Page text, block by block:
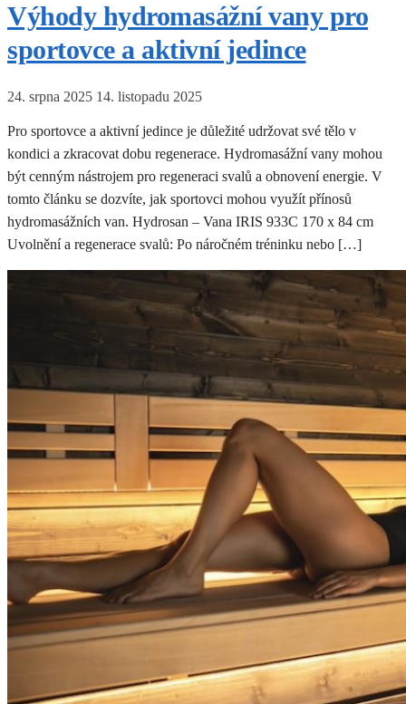
Výhody hydromasážní vany pro
sportovce a aktivní jedince
24. srpna 2025 14. listopadu 2025
Pro sportovce a aktivní jedince je důležité udržovat své tělo v
kondici a zkracovat dobu regenerace. Hydromasážní vany mohou
být cenným nástrojem pro regeneraci svalů a obnovení energie. V
tomto článku se dozvíte, jak sportovci mohou využít přínosů
hydromasážních van. Hydrosan – Vana IRIS 933C 170 x 84 cm
Uvolnění a regenerace svalů: Po náročném tréninku nebo […]